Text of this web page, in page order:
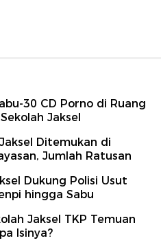
30 CD Porno di Ruang
Jaksel
Ditemukan di
Jumlah Ratusan
Dukung Polisi Usut
hingga Sabu
Jaksel TKP Temuan
Isinya?